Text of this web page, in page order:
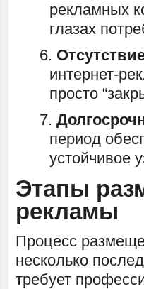
рекламных
глазах
интернет-
просто
период
устойчивое
Этапы
рекламы
Процесс
несколько
требует